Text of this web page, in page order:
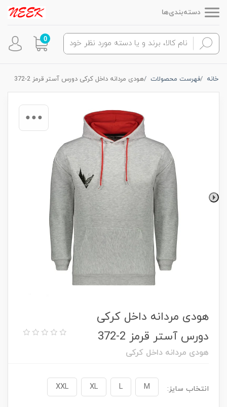
دسته‌بندی‌ها
0
خانه فهرست محصولات هودی مردانه داخل کرکی دورس آستر قرمز 2-372
هودی مردانه داخل کرکی
دورس آستر قرمز 2-372
هودی مردانه داخل کرکی
انتخاب سایز: M
L
XL
XXL